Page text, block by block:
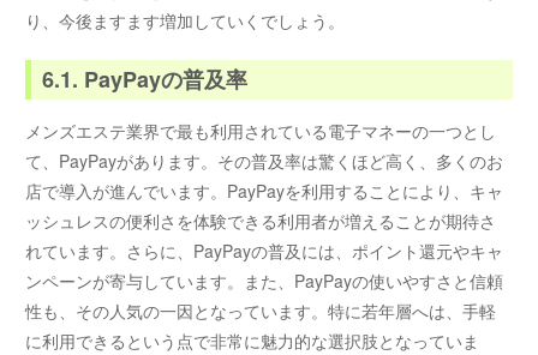
り、今後ますます増加していくでしょう。
6.1. PayPayの普及率
メンズエステ業界で最も利用されている電子マネーの一つとし
て、PayPayがあります。その普及率は驚くほど高く、多くのお
店で導入が進んでいます。PayPayを利用することにより、キャ
ッシュレスの便利さを体験できる利用者が増えることが期待さ
れています。さらに、PayPayの普及には、ポイント還元やキャ
ンペーンが寄与しています。また、PayPayの使いやすさと信頼
性も、その人気の一因となっています。特に若年層へは、手軽
に利用できるという点で非常に魅力的な選択肢となっていま